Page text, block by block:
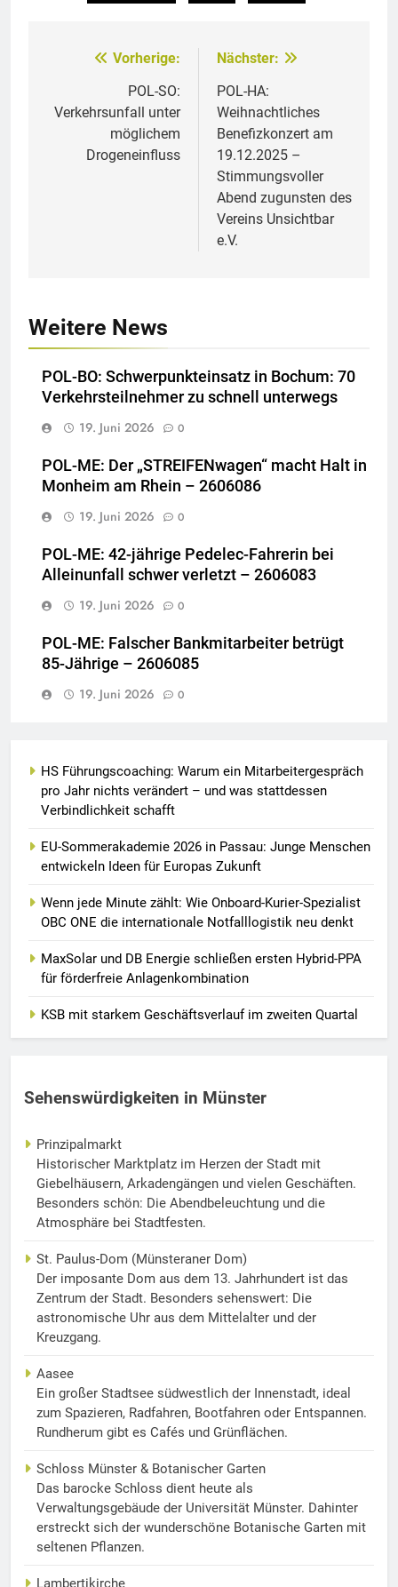
Beitragsnavigation
Vorherige:
POL-SO:
Verkehrsunfall unter
möglichem
Drogeneinfluss
Nächster:
POL-HA:
Weihnachtliches
Benefizkonzert am
19.12.2025 –
Stimmungsvoller
Abend zugunsten des
Vereins Unsichtbar
e.V.
Weitere News
POL-BO: Schwerpunkteinsatz in Bochum: 70
Verkehrsteilnehmer zu schnell unterwegs
19. Juni 2026
0
POL-ME: Der „STREIFENwagen“ macht Halt in
Monheim am Rhein – 2606086
19. Juni 2026
0
POL-ME: 42-jährige Pedelec-Fahrerin bei
Alleinunfall schwer verletzt – 2606083
19. Juni 2026
0
POL-ME: Falscher Bankmitarbeiter betrügt
85-Jährige – 2606085
19. Juni 2026
0
HS Führungscoaching: Warum ein Mitarbeitergespräch
pro Jahr nichts verändert – und was stattdessen
Verbindlichkeit schafft
EU-Sommerakademie 2026 in Passau: Junge Menschen
entwickeln Ideen für Europas Zukunft
Wenn jede Minute zählt: Wie Onboard-Kurier-Spezialist
OBC ONE die internationale Notfalllogistik neu denkt
MaxSolar und DB Energie schließen ersten Hybrid-PPA
für förderfreie Anlagenkombination
KSB mit starkem Geschäftsverlauf im zweiten Quartal
Sehenswürdigkeiten in Münster
Prinzipalmarkt
Historischer Marktplatz im Herzen der Stadt mit
Giebelhäusern, Arkadengängen und vielen Geschäften.
Besonders schön: Die Abendbeleuchtung und die
Atmosphäre bei Stadtfesten.
St. Paulus-Dom (Münsteraner Dom)
Der imposante Dom aus dem 13. Jahrhundert ist das
Zentrum der Stadt. Besonders sehenswert: Die
astronomische Uhr aus dem Mittelalter und der
Kreuzgang.
Aasee
Ein großer Stadtsee südwestlich der Innenstadt, ideal
zum Spazieren, Radfahren, Bootfahren oder Entspannen.
Rundherum gibt es Cafés und Grünflächen.
Schloss Münster & Botanischer Garten
Das barocke Schloss dient heute als
Verwaltungsgebäude der Universität Münster. Dahinter
erstreckt sich der wunderschöne Botanische Garten mit
seltenen Pflanzen.
Lambertikirche